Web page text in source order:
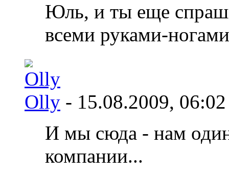
Юль, и ты еще
всеми руками-
Olly - 15.08.2009, 06:02
И мы сюда - нам
компании...